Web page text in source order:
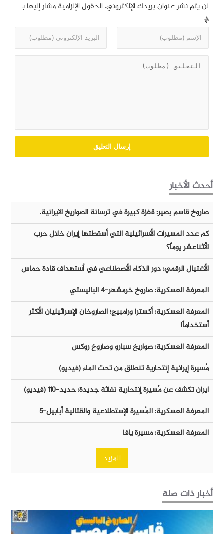
لن يتم نشر عنوان بريدك الإلكتروني. الحقول الإلزامية مشار إليها بـ
*
أحدث الأخبار
صاروخ قاسم بصير: قفزة كبيرة في ترسانة الصواريخ الايرانية.
كم عدد المسيرات الأسرائيلية التي أسقطتها إيران خلال حرب
الأثناعشر يوماً؟
الأغتيال الرقمي: دور الذكاء الأصطناعي في أستهداف قادة حماس
المعرفة العسكرية: صاروخ خرمشهر-٤ الباليستي
المعرفة العسكرية: أكسترا ورامبيج؛ الصاروخان الإسرائيليان الأكثر
أستخداماً!
المعرفة العسكرية: صواريخ سبارو وصاروخ روكس
مُسيرة إيرانية إنتحارية تنطلق من تحت الماء (فيديو)
ايران تكشف عن مُسيرة إنتحارية نفاثة جديدة: حديد-١١٠ (فيديو)
المعرفة العسكرية: المُسيرة الإستطلاعية والقتالية أبابيل-٥
المعرفة العسكرية: مسيرة يافا
المزيد
أخبار ذات صلة